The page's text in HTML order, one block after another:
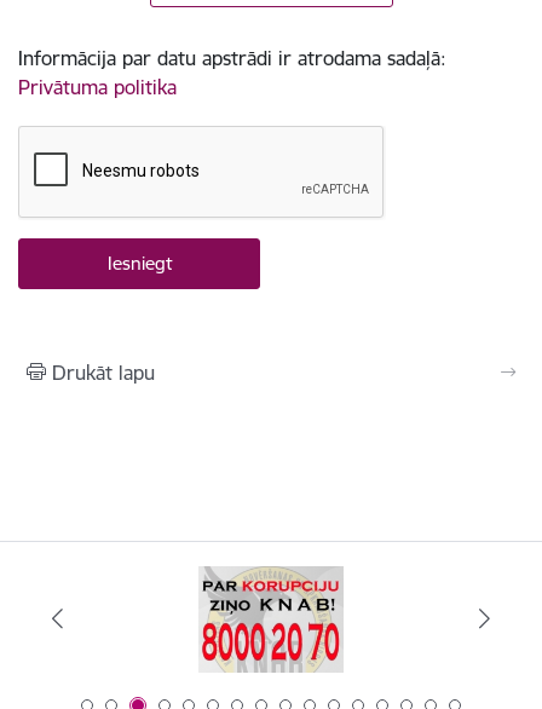
Informācija par datu apstrādi ir atrodama sadaļā:
Privātuma politika
Drukāt lapu